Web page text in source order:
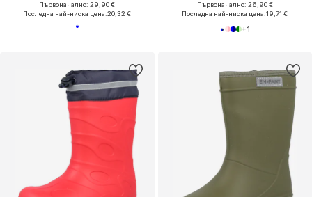
Първоначално: 29,90 €
Последна най-ниска цена:20,32 €
Първоначално: 26,90 €
Последна най-ниска цена:19,71 €
+1